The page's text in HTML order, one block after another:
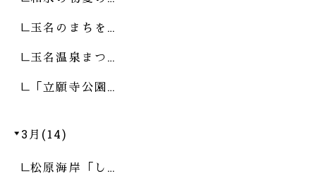
玉名のまちを…
玉名温泉まつ…
「立願寺公園…
3月(14)
松原海岸「し…